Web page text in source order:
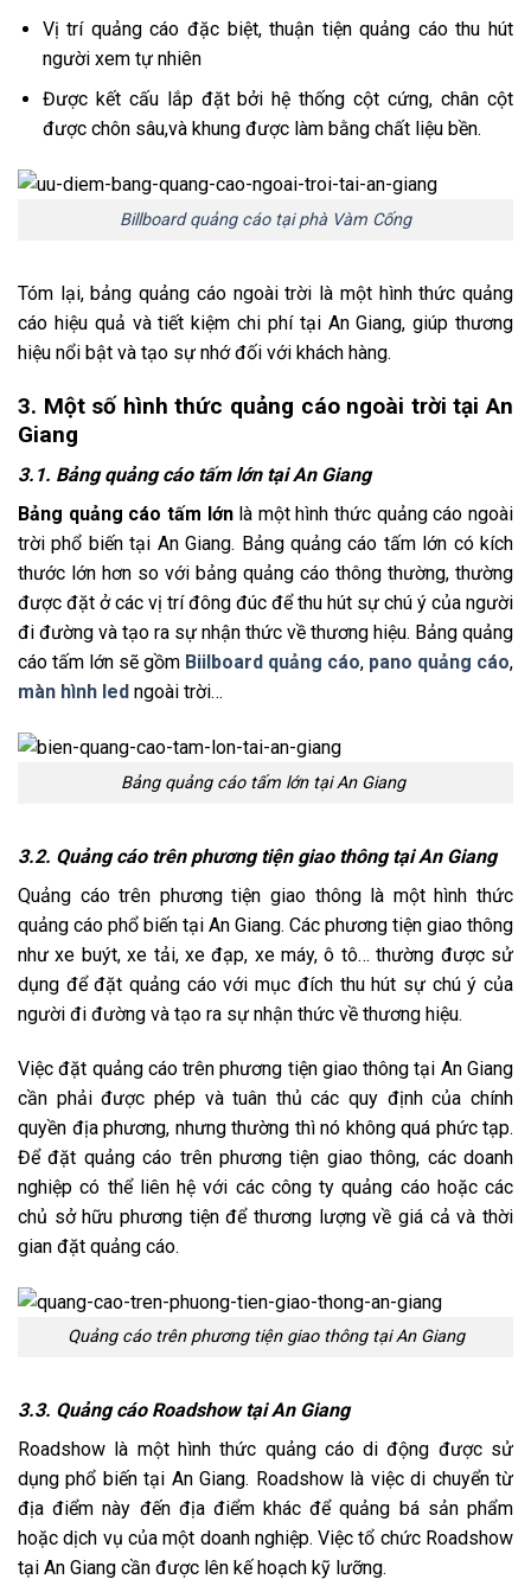
Vị trí quảng cáo đặc biệt, thuận tiện quảng cáo thu hút
người xem tự nhiên
Được kết cấu lắp đặt bởi hệ thống cột cứng, chân cột
được chôn sâu,và khung được làm bằng chất liệu bền.
Billboard quảng cáo tại phà Vàm Cống
Tóm lại, bảng quảng cáo ngoài trời là một hình thức quảng
cáo hiệu quả và tiết kiệm chi phí tại An Giang, giúp thương
hiệu nổi bật và tạo sự nhớ đối với khách hàng.
3. Một số hình thức quảng cáo ngoài trời tại An
Giang
3.1. Bảng quảng cáo tấm lớn tại An Giang
Bảng quảng cáo tấm lớnlà một hình thức quảng cáo ngoài
trời phổ biến tại An Giang. Bảng quảng cáo tấm lớn có kích
thước lớn hơn so với bảng quảng cáo thông thường, thường
được đặt ở các vị trí đông đúc để thu hút sự chú ý của người
đi đường và tạo ra sự nhận thức về thương hiệu. Bảng quảng
cáo tấm lớn sẽ gồm Biilboard quảng cáo, pano quảng cáo,
màn hình led ngoài trời…
Bảng quảng cáo tấm lớn tại An Giang
3.2. Quảng cáo trên phương tiện giao thông tại An Giang
Quảng cáo trên phương tiện giao thông là một hình thức
quảng cáo phổ biến tại An Giang. Các phương tiện giao thông
như xe buýt, xe tải, xe đạp, xe máy, ô tô… thường được sử
dụng để đặt quảng cáo với mục đích thu hút sự chú ý của
người đi đường và tạo ra sự nhận thức về thương hiệu.
Việc đặt quảng cáo trên phương tiện giao thông tại An Giang
cần phải được phép và tuân thủ các quy định của chính
quyền địa phương, nhưng thường thì nó không quá phức tạp.
Để đặt quảng cáo trên phương tiện giao thông, các doanh
nghiệp có thể liên hệ với các công ty quảng cáo hoặc các
chủ sở hữu phương tiện để thương lượng về giá cả và thời
gian đặt quảng cáo.
Quảng cáo trên phương tiện giao thông tại An Giang
3.3. Quảng cáo Roadshow tại An Giang
Roadshow là một hình thức quảng cáo di động được sử
dụng phổ biến tại An Giang. Roadshow là việc di chuyển từ
địa điểm này đến địa điểm khác để quảng bá sản phẩm
hoặc dịch vụ của một doanh nghiệp. Việc tổ chức Roadshow
tại An Giang cần được lên kế hoạch kỹ lưỡng.